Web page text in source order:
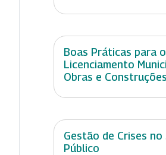
Boas Práticas para o
Licenciamento
Obras e Construções
Gestão de Crises
Público